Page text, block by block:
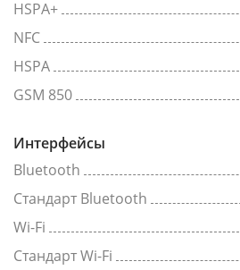
HSPA+
NFC
HSPA
GSM 850
Интерфейсы
Bluetooth
Стандарт Bluetooth
Wi-Fi
Стандарт Wi-Fi